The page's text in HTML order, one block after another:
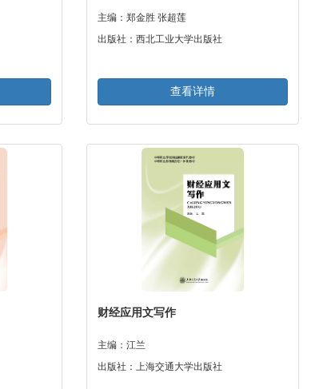
主编：郑金胜 张超莲
出版社：西北工业大学出版社
查看详情
财经应用文写作
主编：江兰
出版社：上海交通大学出版社